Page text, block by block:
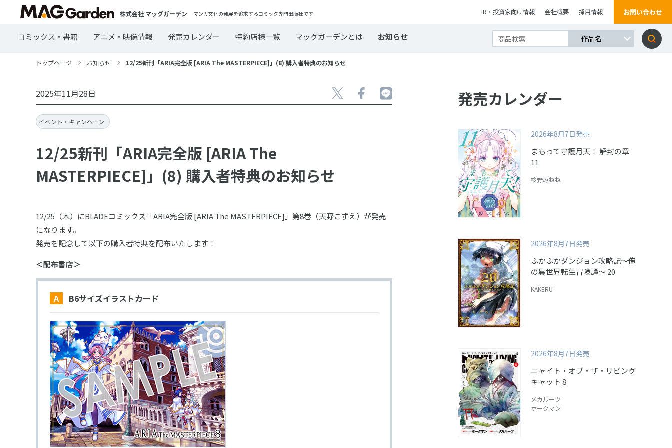
株式会社 マッグガーデン マンガ文化の発展を追求するコミック専門出版社です IR・投資家向け情報 会社概要 採用情報 お問い合わせ
コミックス・書籍 アニメ・映像情報 発売カレンダー 特約店様一覧 マッグガーデンとは お知らせ
トップページ お知らせ 12/25新刊「ARIA完全版 [ARIA The MASTERPIECE]」(8) 購入者特典のお知らせ
2025年11月28日
イベント・キャンペーン
12/25新刊「ARIA完全版 [ARIA The
MASTERPIECE]」(8) 購入者特典のお知らせ
12/25（木）にBLADEコミックス「ARIA完全版 [ARIA The MASTERPIECE]」第8巻（天野こずえ）が発売
になります。
発売を記念して以下の購入者特典を配布いたします！
＜配布書店＞
A B6サイズイラストカード
発売カレンダー
2026年8月7日発売
まもって守護月天！ 解封の章
11
桜野みねね
2026年8月7日発売
ふかふかダンジョン攻略記～俺
の異世界転生冒険譚～ 20
KAKERU
2026年8月7日発売
ニャイト・オブ・ザ・リビング
キャット 8
メカルーツ
ホークマン